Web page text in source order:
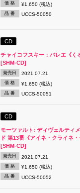
価 格 ¥1,650 (税込)
品 番 UCCS-50050
CD
チャイコフスキー：バレエ《く
[SHM-CD]
発売日 2021.07.21
価 格 ¥1,650 (税込)
品 番 UCCS-50051
CD
モーツァルト: ディヴェルティ
ド 第13番《アイネ・クライネ
[SHM-CD]
発売日 2021.07.21
価 格 ¥1,650 (税込)
品 番 UCCS-50052